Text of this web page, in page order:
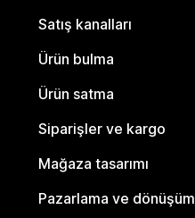
Satış kanalları
Ürün bulma
Ürün satma
Siparişler ve kargo
Mağaza tasarımı
Pazarlama ve dönüşüm